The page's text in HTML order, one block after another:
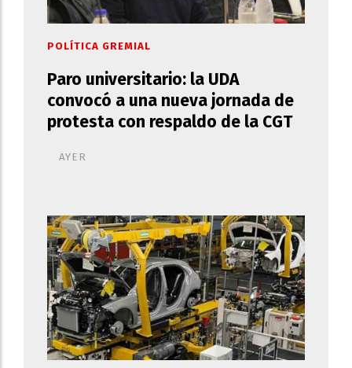
Paro universitario: la UDA
convocó a una nueva jornada de
protesta con respaldo de la CGT
POLÍTICA GREMIAL
AYER